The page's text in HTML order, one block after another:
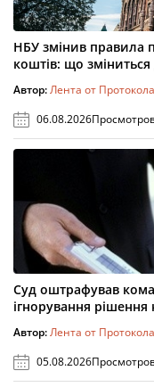
НБУ змінив правила
коштів: що
Автор:Лента от Протокола
06.08.2026
Суд оштрафував
ігнорування рішення
Автор:Лента от Протокола
05.08.2026